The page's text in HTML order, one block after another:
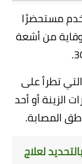
مستحضرًا
من أشعة
تطرأ على
أو أحد
المصابة.
لماذا نستخدم منتجات شركة dxn بالتحديد لعلاج